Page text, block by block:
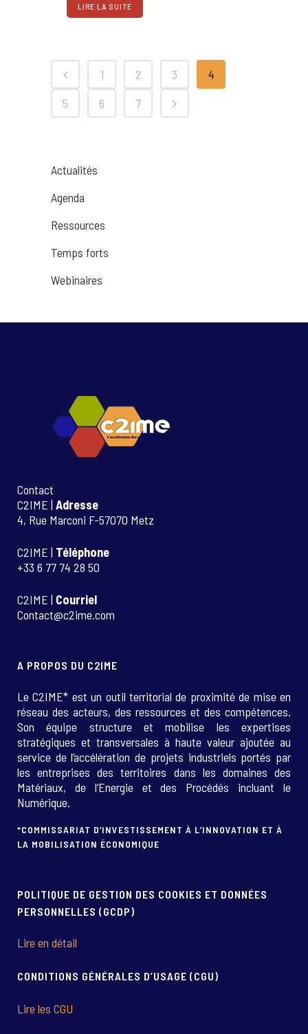
LIRE LA SUITE
1 2 3
4
5
6 7
Actualités
Agenda
Ressources
Temps forts
Webinaires
Contact
C2IME | Adresse
4, Rue Marconi F-57070 Metz
C2IME | Téléphone
+33 6 77 74 28 50
C2IME | Courriel
Contact@c2ime.com
A PROPOS DU C2IME
Le C2IME* est un outil territorial de proximité de mise en
réseau des acteurs, des ressources et des compétences.
Son équipe structure et mobilise les expertises
stratégiques et transversales à haute valeur ajoutée au
service de l’accélération de projets industriels portés par
les entreprises des territoires dans les domaines des
Matériaux, de l’Energie et des Procédés incluant le
Numérique.
*COMMISSARIAT D’INVESTISSEMENT À L’INNOVATION ET À
LA MOBILISATION ÉCONOMIQUE
POLITIQUE DE GESTION DES COOKIES ET DONNÉES
PERSONNELLES (GCDP)
Lire en détail
CONDITIONS GÉNÉRALES D’USAGE (CGU)
Lire les CGU